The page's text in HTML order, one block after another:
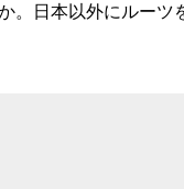
。日本以外にルーツ